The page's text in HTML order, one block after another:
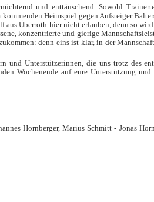
und enttäuschend. Sowohl
Heimspiel gegen Aufsteiger
Überroth hier nicht erlauben, denn so
konzentrierte und gierige
denn eins ist klar, in der
und Unterstützerinnen, die uns trotz des
Wochenende auf eure Unterstützung
Hornberger, Marius Schmitt - Jonas